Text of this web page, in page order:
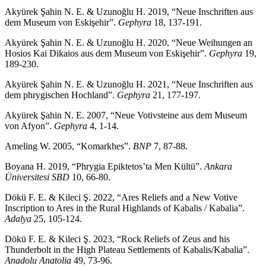
Akyürek Şahin N. E. & Uzunoğlu H. 2019, “Neue Inschriften aus
dem Museum von Eskişehir”. Gephyra 18, 137-191.
Akyürek Şahin N. E. & Uzunoğlu H. 2020, “Neue Weihungen an
Hosios Kai Dikaios aus dem Museum von Eskişehir”. Gephyra 19,
189-230.
Akyürek Şahin N. E. & Uzunoğlu H. 2021, “Neue Inschriften aus
dem phrygischen Hochland”. Gephyra 21, 177-197.
Akyürek Şahin N. E. 2007, “Neue Votivsteine aus dem Museum
von Afyon”. Gephyra 4, 1-14.
Ameling W. 2005, “Komarkhes”. BNP 7, 87-88.
Boyana H. 2019, “Phrygia Epiktetos’ta Men Kültü”. Ankara
Üniversitesi SBD 10, 66-80.
Dökü F. E. & Kileci Ş. 2022, “Ares Reliefs and a New Votive
Inscription to Ares in the Rural Highlands of Kabalis / Kabalia”.
Adalya 25, 105-124.
Dökü F. E. & Kileci Ş. 2023, “Rock Reliefs of Zeus and his
Thunderbolt in the High Plateau Settlements of Kabalis/Kabalia”.
Anadolu Anatolia 49, 73-96.